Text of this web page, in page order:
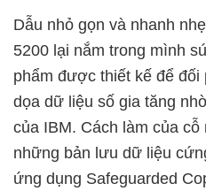
Dẫu nhỏ gọn và nhanh
5200 lại nắm trong mình
phẩm được thiết kế để
dọa dữ liệu số gia tăng
của IBM. Cách làm của cỗ
những bản lưu dữ liệu
ứng dụng Safeguarded